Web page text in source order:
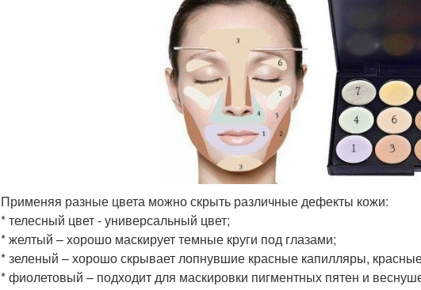
Применяя разные цвета можно скрыть различные дефекты кожи:
* телесный цвет - универсальный цвет;
* желтый – хорошо маскирует темные круги под глазами;
* зеленый – хорошо скрывает лопнувшие красные капилляры,
* фиолетовый – подходит для маскировки пигментных пятен и